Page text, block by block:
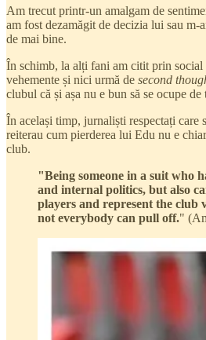
Am trecut printr-un amalgam de
am fost dezamăgit de decizia lui sau m-
de mai bine.
În schimb, la alți fani am citit prin social
vehemente și nici urmă de second
clubul că și așa nu e bun să se ocupe
În același timp, jurnaliști respectați care
reiterau cum pierderea lui Edu nu e
club.
"Being someone in a suit who
and internal politics, but also
players and represent the club
not everybody can pull off."